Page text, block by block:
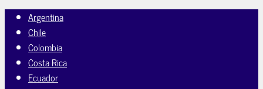
Argentina
Chile
Colombia
Costa Rica
Ecuador